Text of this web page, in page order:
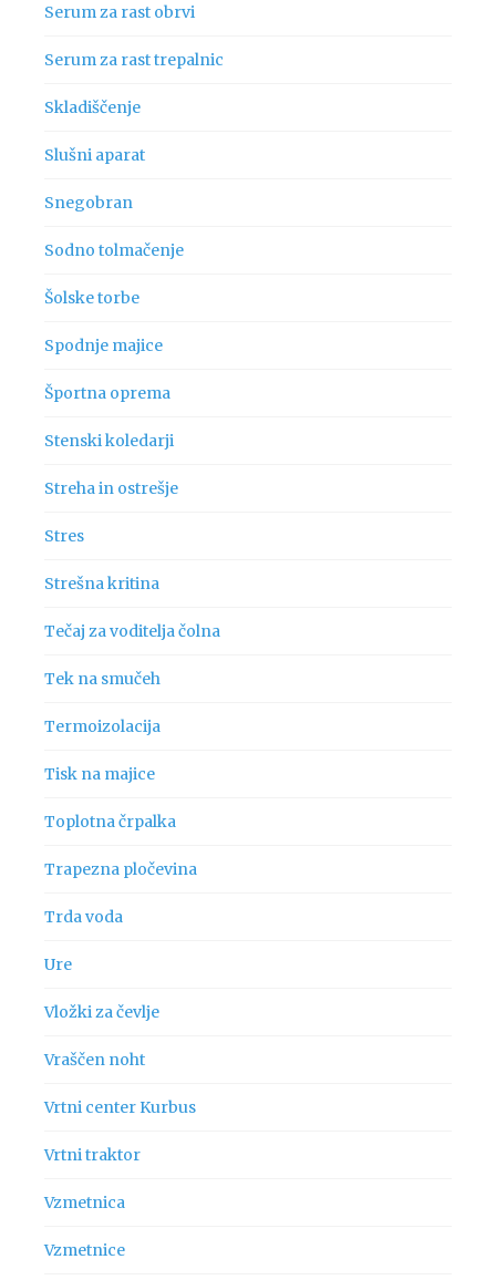
Serum za rast obrvi
Serum za rast trepalnic
Skladiščenje
Slušni aparat
Snegobran
Sodno tolmačenje
Šolske torbe
Spodnje majice
Športna oprema
Stenski koledarji
Streha in ostrešje
Stres
Strešna kritina
Tečaj za voditelja čolna
Tek na smučeh
Termoizolacija
Tisk na majice
Toplotna črpalka
Trapezna pločevina
Trda voda
Ure
Vložki za čevlje
Vraščen noht
Vrtni center Kurbus
Vrtni traktor
Vzmetnica
Vzmetnice